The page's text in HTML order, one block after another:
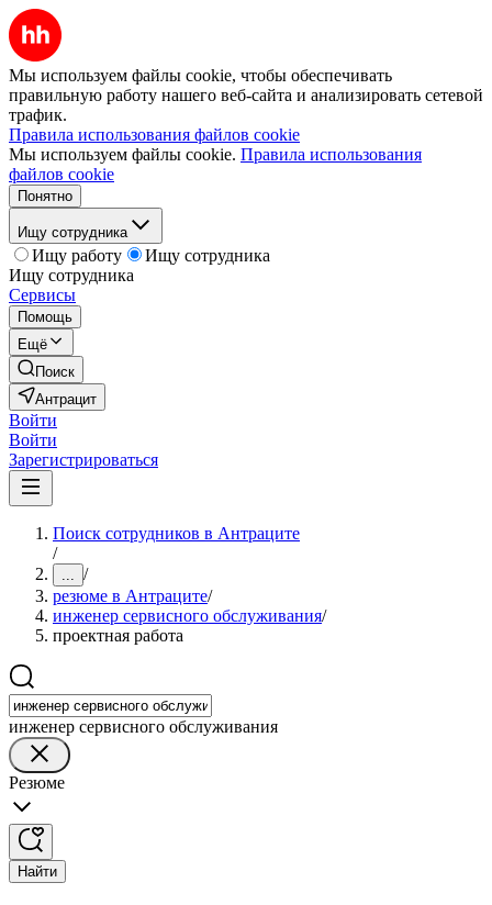
Мы используем файлы cookie, чтобы обеспечивать
правильную работу нашего веб-сайта и анализировать сетевой
трафик.
Правила использования файлов cookie
Мы используем файлы cookie. Правила использования
файлов cookie
Понятно
Ищу сотрудника
Ищу работу
Ищу сотрудника
Ищу сотрудника
Сервисы
Помощь
Ещё
Поиск
Антрацит
Войти
Войти
Зарегистрироваться
Поиск сотрудников в Антраците
/
... /
резюме в Антраците/
инженер сервисного обслуживания/
проектная работа
инженер сервисного обслуживания
Резюме
Найти